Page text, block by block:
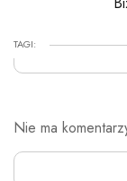
TAGI:
Nie ma